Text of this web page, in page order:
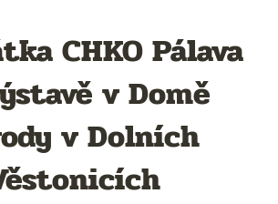
CHKO Pálava
v Domě
v Dolních